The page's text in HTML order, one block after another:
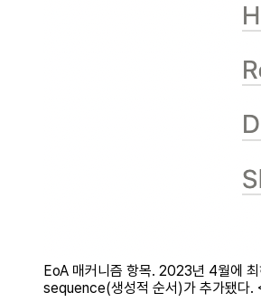
EoA 매커니즘 항목. 2023년 4월에
sequence(생성적 순서)가 추가됐다.